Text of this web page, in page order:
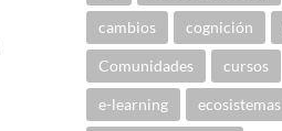
cambios cognición
Comunidades cursos
e-learning ecosistemas